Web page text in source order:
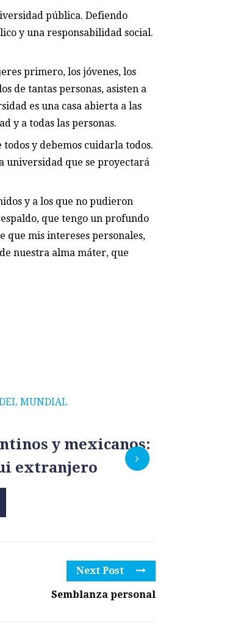
pública. Defiendo
y una responsabilidad social.
primero, los jóvenes, los
de tantas personas, asisten a
es una casa abierta a las
y a todas las personas.
y debemos cuidarla todos.
universidad que se proyectará
y a los que no pudieron
que tengo un profundo
que mis intereses personales,
nuestra alma máter, que
MUNDIAL
y mexicanos:
extranjero
Next Post
Semblanza personal